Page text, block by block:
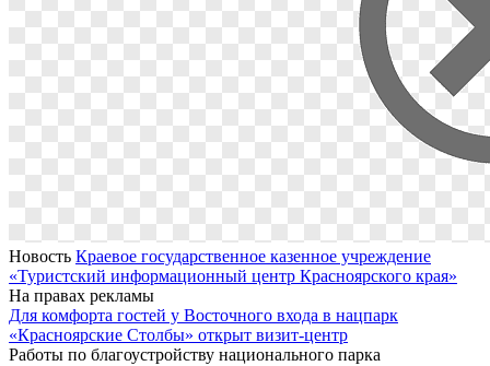
Новость Краевое государственное казенное учреждение
«Туристский информационный центр Красноярского края»
На правах рекламы
Для комфорта гостей у Восточного входа в нацпарк
«Красноярские Столбы» открыт визит-центр
Работы по благоустройству национального парка